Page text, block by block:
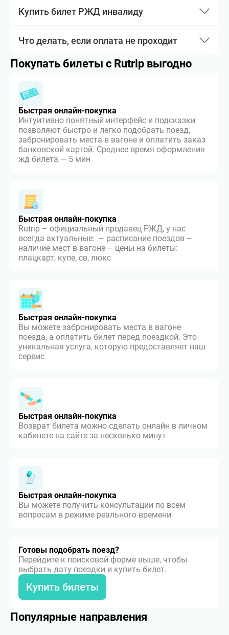
Купить билет РЖД инвалиду
Что делать, если оплата не проходит
Покупать билеты с Rutrip выгодно
Быстрая онлайн-покупка
Интуитивно понятный интерфейс и подсказки
позволяют быстро и легко подобрать поезд,
забронировать места в вагоне и оплатить заказ
банковской картой. Среднее время оформления
жд билета — 5 мин
Быстрая онлайн-покупка
Rutrip – официальный продавец РЖД, у нас
всегда актуальные: – расписание поездов –
наличие мест в вагоне – цены на билеты:
плацкарт, купе, св, люкс
Быстрая онлайн-покупка
Вы можете забронировать места в вагоне
поезда, а оплатить билет перед поездкой. Это
уникальная услуга, которую предоставляет наш
сервис
Быстрая онлайн-покупка
Возврат билета можно сделать онлайн в личном
кабинете на сайте за несколько минут
Быстрая онлайн-покупка
Вы можете получить консультации по всем
вопросам в режиме реального времени
Готовы подобрать поезд?
Перейдите к поисковой форме выше, чтобы
выбрать дату поездки и купить билет.
Купить билеты
Популярные направления